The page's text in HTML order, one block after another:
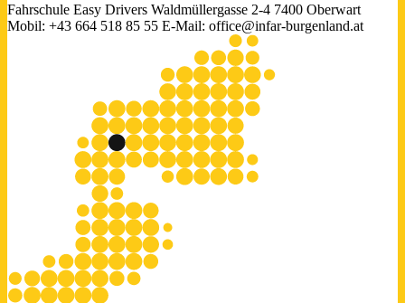
Fahrschule Easy Drivers Waldmüllergasse 2-4 7400 Oberwart
Mobil: +43 664 518 85 55 E-Mail: office@infar-burgenland.at